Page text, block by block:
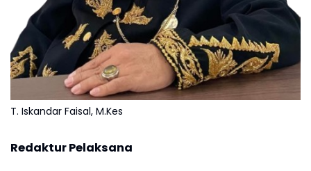
T. Iskandar Faisal, M.Kes
Redaktur Pelaksana